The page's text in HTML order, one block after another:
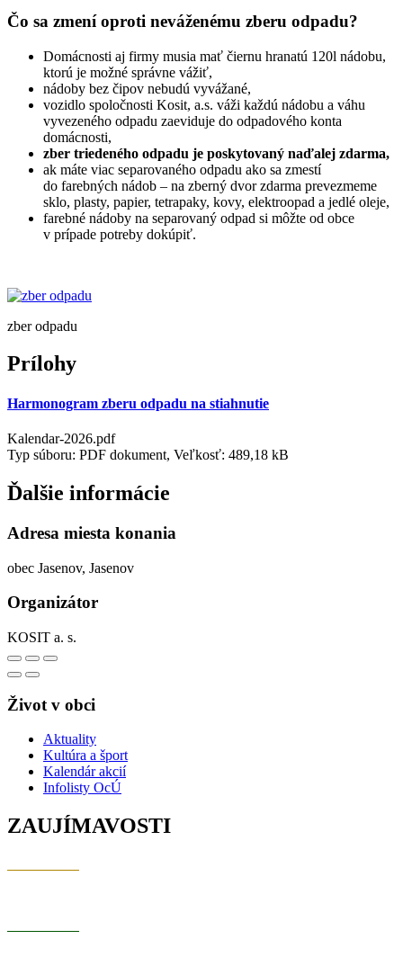
Čo sa zmení oproti neváženému zberu odpadu?
Domácnosti aj firmy musia mať čiernu hranatú 120l nádobu,
ktorú je možné správne vážiť,
nádoby bez čipov nebudú vyvážané,
vozidlo spoločnosti Kosit, a.s. váži každú nádobu a váhu
vyvezeného odpadu zaeviduje do odpadového konta
domácnosti,
zber triedeného odpadu je poskytovaný naďalej zdarma,
ak máte viac separovaného odpadu ako sa zmestí
do farebných nádob – na zberný dvor zdarma prevezmeme
sklo, plasty, papier, tetrapaky, kovy, elektroopad a jedlé oleje,
farebné nádoby na separovaný odpad si môžte od obce
v prípade potreby dokúpiť.
zber odpadu
Prílohy
Harmonogram zberu odpadu na stiahnutie
Kalendar-2026.pdf
Typ súboru: PDF dokument, Veľkosť: 489,18 kB
Ďalšie informácie
Adresa miesta konania
obec Jasenov, Jasenov
Organizátor
KOSIT a. s.
Život v obci
Aktuality
Kultúra a šport
Kalendár akcií
Infolisty OcÚ
ZAUJÍMAVOSTI